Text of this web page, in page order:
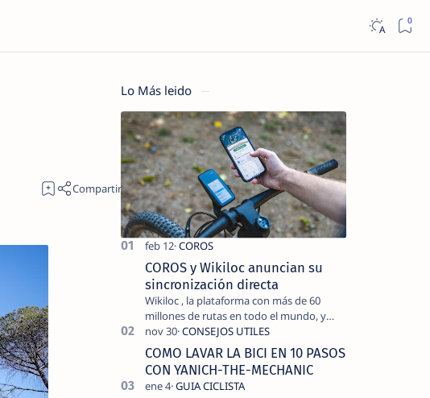
Lo Más leido
COROS y Wikiloc anuncian su
sincronización directa
Wikiloc , la plataforma con más de 60
millones de rutas en todo el mundo, y
COROS , marca de dispositivos GPS
reconocida mundialmente por su
tecnolo…
COMO LAVAR LA BICI EN 10 PASOS
CON YANICH-THE-MECHANIC